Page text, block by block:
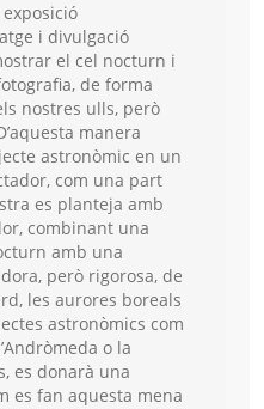
i divulgació
el cel nocturn i
de forma
nostres ulls, però
manera
astronòmic en un
com una part
es planteja amb
combinant una
amb una
però rigorosa, de
les aurores boreals
astronòmics com
o la
es donarà una
es fan aquesta mena